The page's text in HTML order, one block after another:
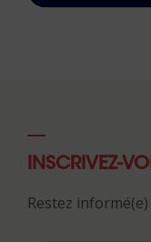
INSCRIVEZ-
Restez